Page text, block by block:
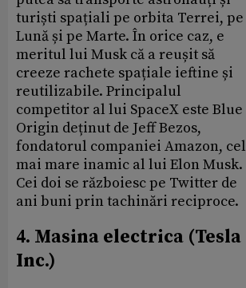
turiști spațiali pe orbita Terrei, pe
Lună și pe Marte. În orice caz, e
meritul lui Musk că a reușit să
creeze rachete spațiale ieftine și
reutilizabile. Principalul
competitor al lui SpaceX este Blue
Origin deținut de Jeff Bezos,
fondatorul companiei Amazon, cel
mai mare inamic al lui Elon Musk.
Cei doi se războiesc pe Twitter de
ani buni prin tachinări reciproce.
4. Masina electrica (Tesla
Inc.)